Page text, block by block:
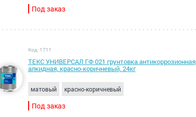
Под заказ
Код: 1711
ТЕКС УНИВЕРСАЛ ГФ 021 грунтовка антикоррозионная,
алкидная, красно-коричневый, 24кг
матовый красно-коричневый
Под заказ